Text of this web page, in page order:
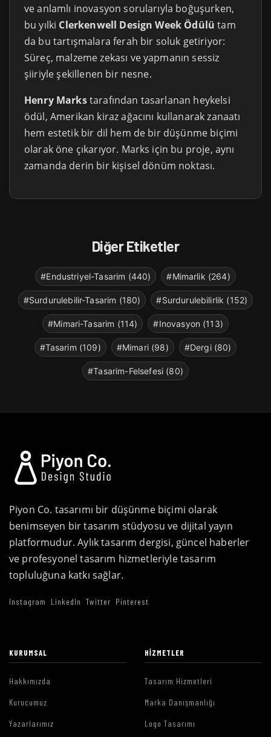
ve anlamlı inovasyon sorularıyla boğuşurken,
bu yılki Clerkenwell Design Week Ödülü tam
da bu tartışmalara ferah bir soluk getiriyor:
Süreç, malzeme zekası ve yapmanın sessiz
şiiriyle şekillenen bir nesne.
Henry Markstarafından tasarlanan heykelsi
ödül, Amerikan kiraz ağacını kullanarak zanaatı
hem estetik bir dil hem de bir düşünme biçimi
olarak öne çıkarıyor. Marks için bu proje, aynı
zamanda derin bir kişisel dönüm noktası.
Diğer Etiketler
#Endustriyel-Tasarim (440) #Mimarlik (264)
#Surdurulebilir-Tasarim (180) #Surdurulebilirlik (152)
#Mimari-Tasarim (114) #Inovasyon (113)
#Tasarim (109) #Mimari (98) #Dergi (80)
#Tasarim-Felsefesi (80)
Piyon Co. tasarımı bir düşünme biçimi olarak
benimseyen bir tasarım stüdyosu ve dijital yayın
platformudur. Aylık tasarım dergisi, güncel haberler
ve profesyonel tasarım hizmetleriyle tasarım
topluluğuna katkı sağlar.
Instagram LinkedIn Twitter Pinterest
KURUMSAL
Hakkımızda
Kurucumuz
Yazarlarımız
HIZMETLER
Tasarım Hizmetleri
Marka Danışmanlığı
Logo Tasarımı